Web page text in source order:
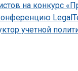
на конкурс
учетной